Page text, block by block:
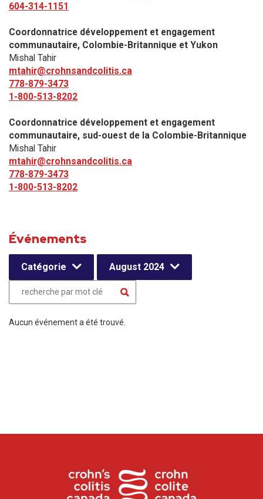
604-314-1151
Coordonnatrice développement et engagement
communautaire, Colombie-Britannique et Yukon
Mishal Tahir
mtahir@crohnsandcolitis.ca
778-879-3473
1-800-513-8202
Coordonnatrice développement et engagement
communautaire, sud-ouest de la Colombie-Britannique
Mishal Tahir
mtahir@crohnsandcolitis.ca
778-879-3473
1-800-513-8202
Événements
Catégorie August 2024
Aucun événement a été trouvé.